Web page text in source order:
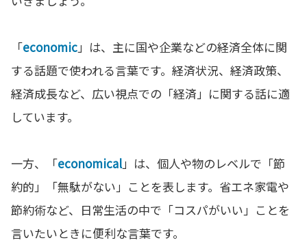
「economic」は、主に国や企業などの経済全体に関
する話題で使われる言葉です。経済状況、経済政策、
経済成長など、広い視点での「経済」に関する話に適
しています。
一方、「economical」は、個人や物のレベルで「節
約的」「無駄がない」ことを表します。省エネ家電や
節約術など、日常生活の中で「コスパがいい」ことを
言いたいときに便利な言葉です。